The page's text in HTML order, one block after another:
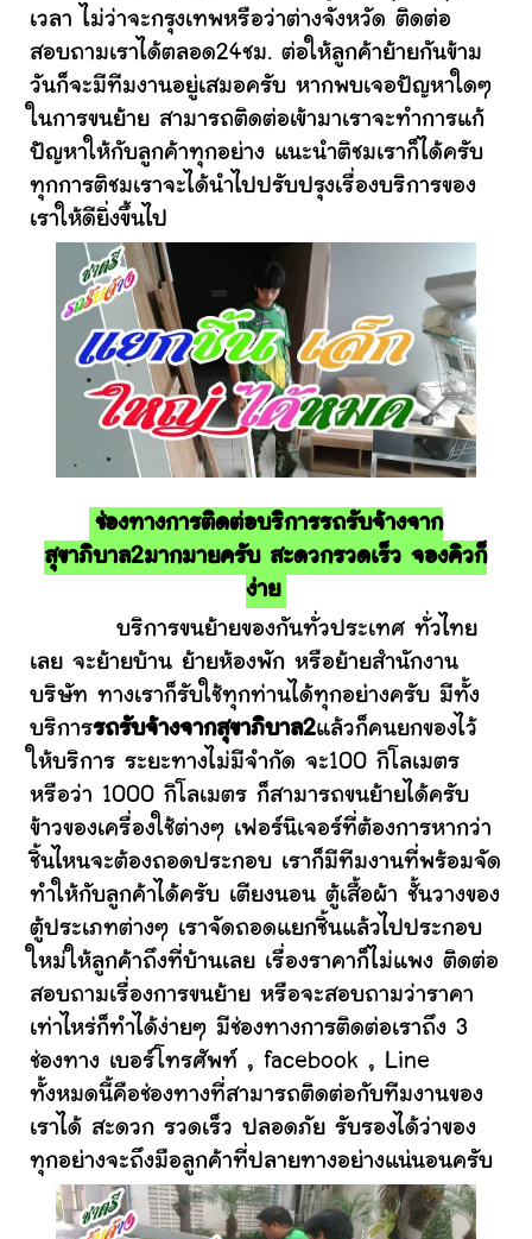
เวลา ไม่ว่าจะกรุงเทพหรือว่าต่างจังหวัด ติดต่อ
สอบถามเราได้ตลอด24ชม. ต่อให้ลูกค้าย้ายกันข้าม
วันก็จะมีทีมงานอยู่เสมอครับ หากพบเจอปัญหาใดๆ
ในการขนย้าย สามารถติดต่อเข้ามาเราจะทำการแก้
ปัญหาให้กับลูกค้าทุกอย่าง แนะนำติชมเราก็ได้ครับ
ทุกการติชมเราจะได้นำไปปรับปรุงเรื่องบริการของ
เราให้ดียิ่งขึ้นไป
ช่องทางการติดต่อบริการรถรับจ้างจาก
สุขาภิบาล2มากมายครับ สะดวกรวดเร็ว จองคิวก็
ง่าย
บริการขนย้ายของกันทั่วประเทศ ทั่วไทย
เลย จะย้ายบ้าน ย้ายห้องพัก หรือย้ายสำนักงาน
บริษัท ทางเราก็รับใช้ทุกท่านได้ทุกอย่างครับ มีทั้ง
บริการรถรับจ้างจากสุขาภิบาล2แล้วก็คนยกของไว้
ให้บริการ ระยะทางไม่มีจำกัด จะ100 กิโลเมตร
หรือว่า 1000 กิโลเมตร ก็สามารถขนย้ายได้ครับ
ข้าวของเครื่องใช้ต่างๆ เฟอร์นิเจอร์ที่ต้องการหากว่า
ชิ้นไหนจะต้องถอดประกอบ เราก็มีทีมงานที่พร้อมจัด
ทำให้กับลูกค้าได้ครับ เตียงนอน ตู้เสื้อผ้า ชั้นวางของ
ตู้ประเภทต่างๆ เราจัดถอดแยกชิ้นแล้วไปประกอบ
ใหม่ให้ลูกค้าถึงที่บ้านเลย เรื่องราคาก็ไม่แพง ติดต่อ
สอบถามเรื่องการขนย้าย หรือจะสอบถามว่าราคา
เท่าไหร่ก็ทำได้ง่ายๆ มีช่องทางการติดต่อเราถึง 3
ช่องทาง เบอร์โทรศัพท์ , facebook , Line
ทั้งหมดนี้คือช่องทางที่สามารถติดต่อกับทีมงานของ
เราได้ สะดวก รวดเร็ว ปลอดภัย รับรองได้ว่าของ
ทุกอย่างจะถึงมือลูกค้าที่ปลายทางอย่างแน่นอนครับ